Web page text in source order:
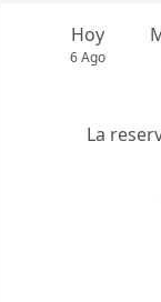
Hoy
6 Ago
La